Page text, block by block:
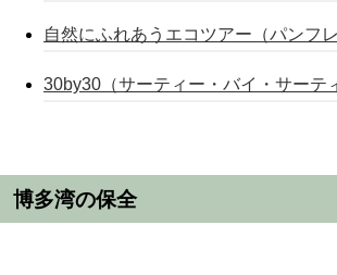
自然にふれあうエコツアー（パンフレ
30by30（サーティー・バイ・サーテ
博多湾の保全